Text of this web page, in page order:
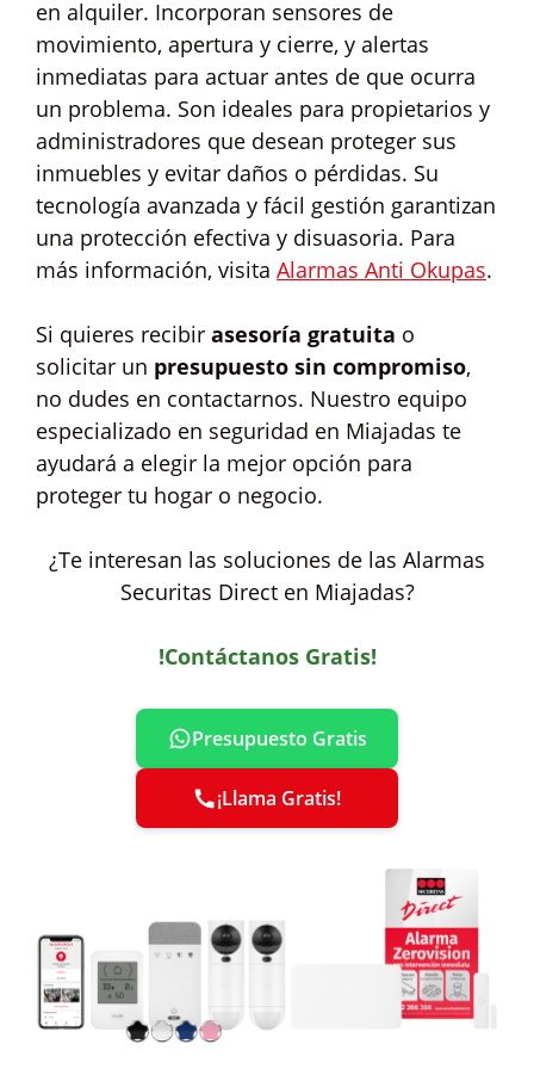
en alquiler. Incorporan sensores de
movimiento, apertura y cierre, y alertas
inmediatas para actuar antes de que ocurra
un problema. Son ideales para propietarios y
administradores que desean proteger sus
inmuebles y evitar daños o pérdidas. Su
tecnología avanzada y fácil gestión garantizan
una protección efectiva y disuasoria. Para
más información, visita Alarmas Anti Okupas.
Si quieres recibir asesoría gratuita o
solicitar un presupuesto sin compromiso,
no dudes en contactarnos. Nuestro equipo
especializado en seguridad en Miajadas te
ayudará a elegir la mejor opción para
proteger tu hogar o negocio.
¿Te interesan las soluciones de las Alarmas
Securitas Direct en Miajadas?
!Contáctanos Gratis!
Presupuesto Gratis
¡Llama Gratis!